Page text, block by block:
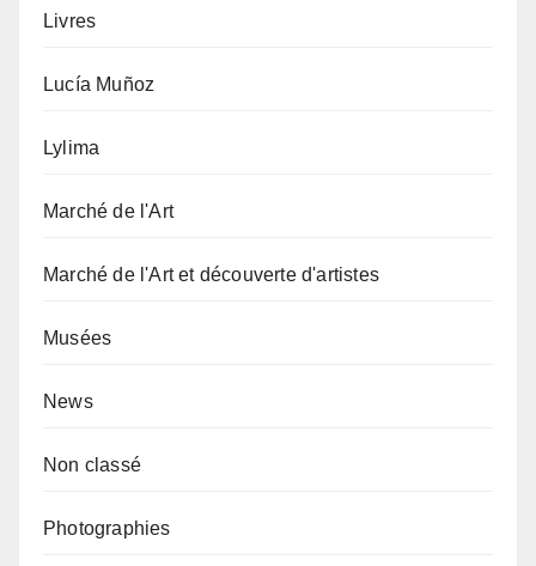
Livres
Lucía Muñoz
Lylima
Marché de l'Art
Marché de l'Art et découverte d'artistes
Musées
News
Non classé
Photographies